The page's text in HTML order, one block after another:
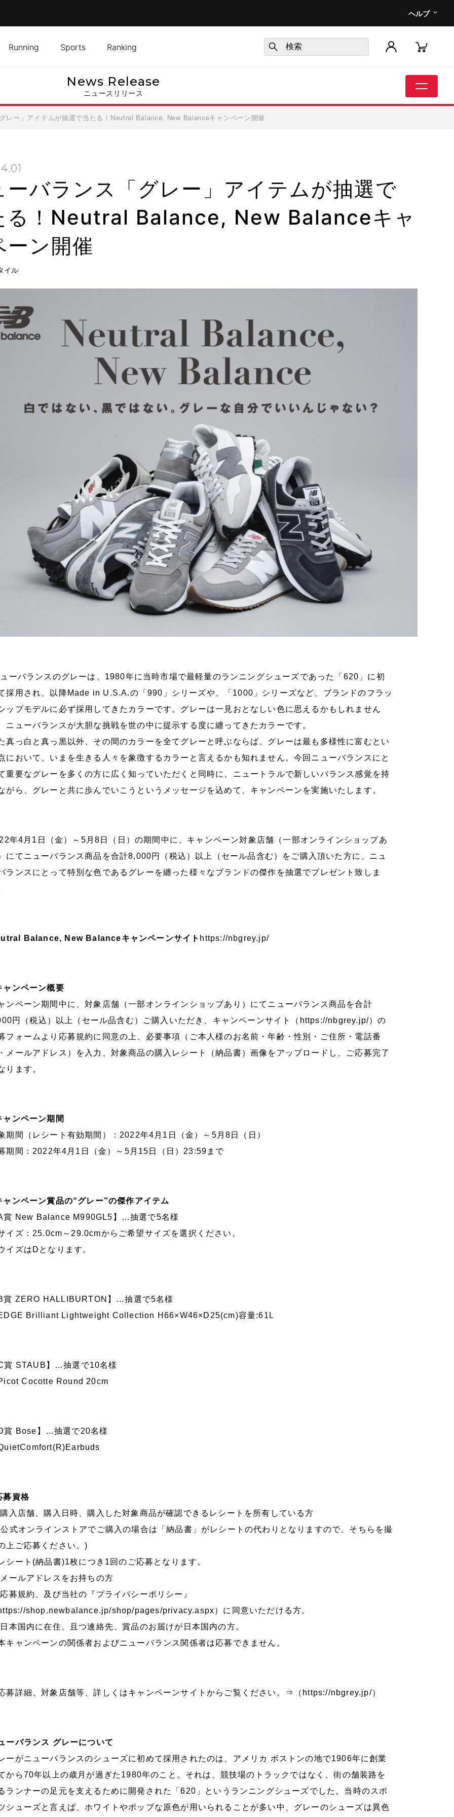
ヘルプ
Running Sports Ranking
News Release
ニュースリリース
レー」アイテムが抽選で当たる！Neutral Balance, New Balanceキャンペーン開催
ーバランス「グレー」アイテムが抽選で
る！Neutral Balance, New Balanceキャ
ーン開催
イル
ーバランスのグレーは、1980年に当時市場で最軽量のランニングシューズであった「620」に初
採用され、以降Made in U.S.A.の「990」シリーズや、「1000」シリーズなど、ブランドのフラッ
ップモデルに必ず採用してきたカラーです。グレーは一見おとなしい色に思えるかもしれません
ニューバランスが大胆な挑戦を世の中に提示する度に纏ってきたカラーです。
真っ白と真っ黒以外、その間のカラーを全てグレーと呼ぶならば、グレーは最も多様性に富むとい
において、いまを生きる人々を象徴するカラーと言えるかも知れません。今回ニューバランスにと
重要なグレーを多くの方に広く知っていただくと同時に、ニュートラルで新しいバランス感覚を持
がら、グレーと共に歩んでいこうというメッセージを込めて、キャンペーンを実施いたします。
年4月1日（金）～5月8日（日）の期間中に、キャンペーン対象店舗（一部オンラインショップあ
にてニューバランス商品を合計8,000円（税込）以上（セール品含む）をご購入頂いた方に、ニュ
ランスにとって特別な色であるグレーを纏った様々なブランドの傑作を抽選でプレゼント致しま
Balance, New Balanceキャンペーンサイト https://nbgrey.jp/
ャンペーン概要
ンペーン期間中に、対象店舗（一部オンラインショップあり）にてニューバランス商品を合計
円（税込）以上（セール品含む）ご購入いただき、キャンペーンサイト（ https://nbgrey.jp/）の
フォームより応募規約に同意の上、必要事項（ご本人様のお名前・年齢・性別・ご住所・電話番
メールアドレス）を入力、対象商品の購入レシート（納品書）画像をアップロードし、ご応募完了
ります。
ャンペーン期間
期間（レシート有効期間）：2022年4月1日（金）～5月8日（日）
期間：2022年4月1日（金）～5月15日（日）23:59まで
ャンペーン賞品の“グレー”の傑作アイテム
A賞 New Balance M990GL5】…抽選で5名様
イズ：25.0cm～29.0cmからご希望サイズを選択ください。
イズはDとなります。
B賞 ZERO HALLIBURTON】…抽選で5名様
Brilliant Lightweight Collection H66×W46×D25(cm)容量:61L
C賞 STAUB】…抽選で10名様
Cocotte Round 20cm
D賞 Bose】…抽選で20名様
募資格
入店舗、購入日時、購入した対象商品が確認できるレシートを所有している方
式オンラインストアでご購入の場合は「納品書」がレシートの代わりとなりますので、そちらを撮
上ご応募ください。)
シート(納品書)1枚につき1回のご応募となります。
ールアドレスをお持ちの方
募規約、及び当社の『プライバシーポリシー』
shop.newbalance.jp/shop/pages/privacy.aspx）に同意いただける方。
本国内に在住、且つ連絡先、賞品のお届けが日本国内の方。
キャンペーンの関係者およびニューバランス関係者は応募できません。
募詳細、対象店舗等、詳しくはキャンペーンサイトからご覧ください。⇒（ https://nbgrey.jp/）
ーバランス グレーについて
ーがニューバランスのシューズに初めて採用されたのは、アメリカ ボストンの地で1906年に創業
から70年以上の歳月が過ぎた1980年のこと。それは、競技場のトラックではなく、街の舗装路を
ランナーの足元を支えるために開発された「620」というランニングシューズでした。当時のスポ
シューズと言えば、ホワイトやポップな原色が用いられることが多い中、グレーのシューズは異色